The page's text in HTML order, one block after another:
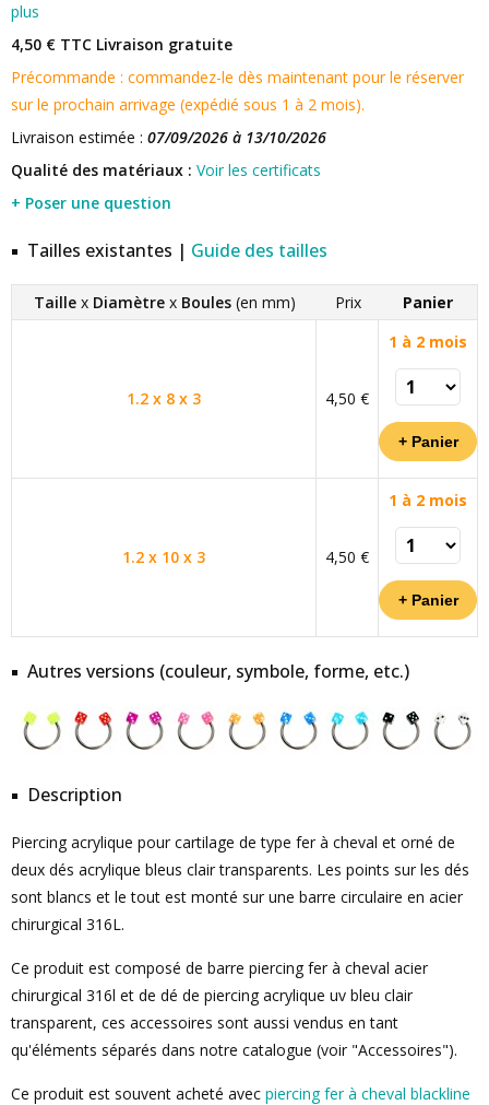
plus
4,50 € TTC Livraison gratuite
Précommande : commandez-le dès maintenant pour le réserver
sur le prochain arrivage (expédié sous 1 à 2 mois).
Livraison estimée : 07/09/2026 à 13/10/2026
Qualité des matériaux : Voir les certificats
+ Poser une question
Tailles existantes | Guide des tailles
Taille x Diamètre x Boules (en mm) Prix Panier
1.2 x 8 x 3 4,50 €
1 à 2 mois
1.2 x 10 x 3 4,50 €
1 à 2 mois
Autres versions (couleur, symbole, forme, etc.)
Description
Piercing acrylique pour cartilage de type fer à cheval et orné de
deux dés acrylique bleus clair transparents. Les points sur les dés
sont blancs et le tout est monté sur une barre circulaire en acier
chirurgical 316L.
Ce produit est composé de barre piercing fer à cheval acier
chirurgical 316l et de dé de piercing acrylique uv bleu clair
transparent, ces accessoires sont aussi vendus en tant
qu'éléments séparés dans notre catalogue (voir "Accessoires").
Ce produit est souvent acheté avec piercing fer à cheval blackline